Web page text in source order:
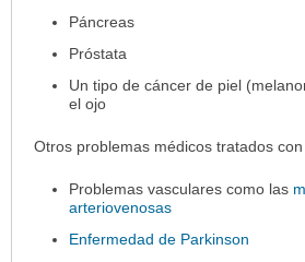
Páncreas
Próstata
Un tipo de cáncer de piel
el ojo
Otros problemas médicos tratados con
Problemas vasculares como las
arteriovenosas
Enfermedad de Parkinson